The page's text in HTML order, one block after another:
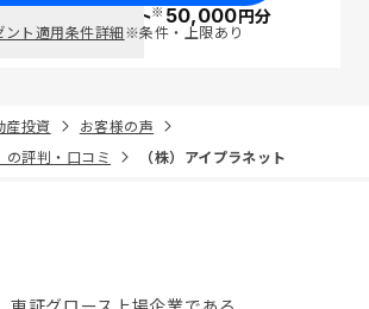
ポイント※50,000円分
ント適用条件詳細※条件・上限あり
産投資
お客様の声
の評判・口コミ
（株）アイプラネット